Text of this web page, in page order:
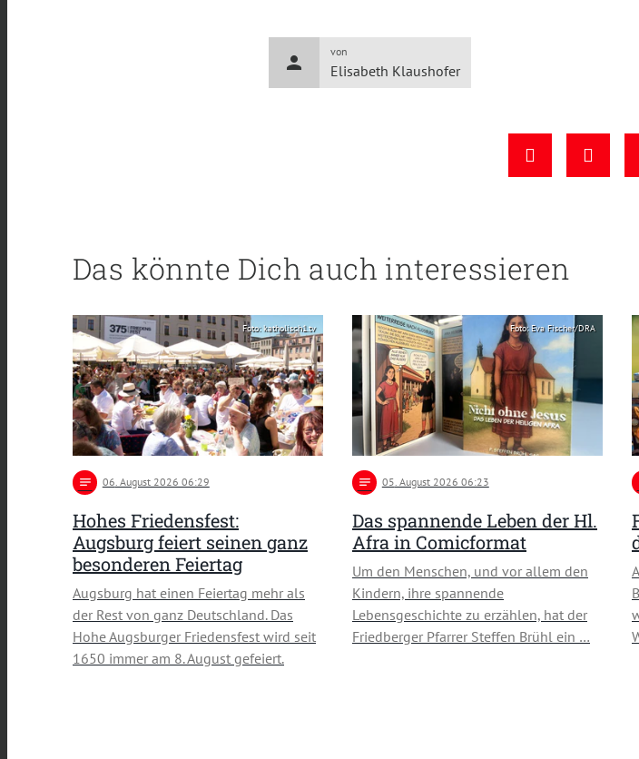
person
von
Elisabeth Klaushofer
Das könnte Dich auch interessieren
Foto: katholisch1.tv
notes 06. August 2026 06:29
Hohes Friedensfest:
Augsburg feiert seinen ganz
besonderen Feiertag
Augsburg hat einen Feiertag mehr als
der Rest von ganz Deutschland. Das
Hohe Augsburger Friedensfest wird seit
1650 immer am 8. August gefeiert.
Foto: Eva Fischer/DRA
notes 05. August 2026 06:23
Das spannende Leben der Hl.
Afra in Comicformat
Um den Menschen, und vor allem den
Kindern, ihre spannende
Lebensgeschichte zu erzählen, hat der
Friedberger Pfarrer Steffen Brühl ein …